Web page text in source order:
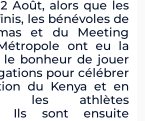
Août, alors que les
les bénévoles de
et du Meeting
ont eu la
le bonheur de jouer
pour célébrer
du Kenya et en
les athlètes
Ils sont ensuite